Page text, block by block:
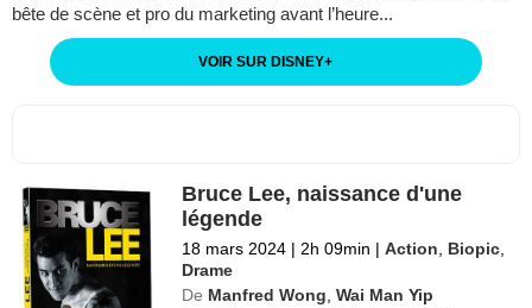
bête de scène et pro du marketing avant l’heure...
VOIR SUR DISNEY+
Bruce Lee, naissance d'une
légende
18 mars 2024 | 2h 09min | Action Biopic
Drame
De Manfred Wong ,Wai Man Yip